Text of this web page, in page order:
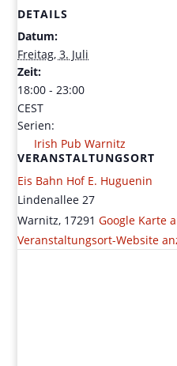
DETAILS
Datum:
Freitag, 3. Juli
Zeit:
18:00 - 23:00
CEST
Serien:
Irish Pub Warnitz
VERANSTALTUNGSORT
Eis Bahn Hof E. Huguenin
Lindenallee 27
Warnitz, 17291 Google Karte
Veranstaltungsort-Website